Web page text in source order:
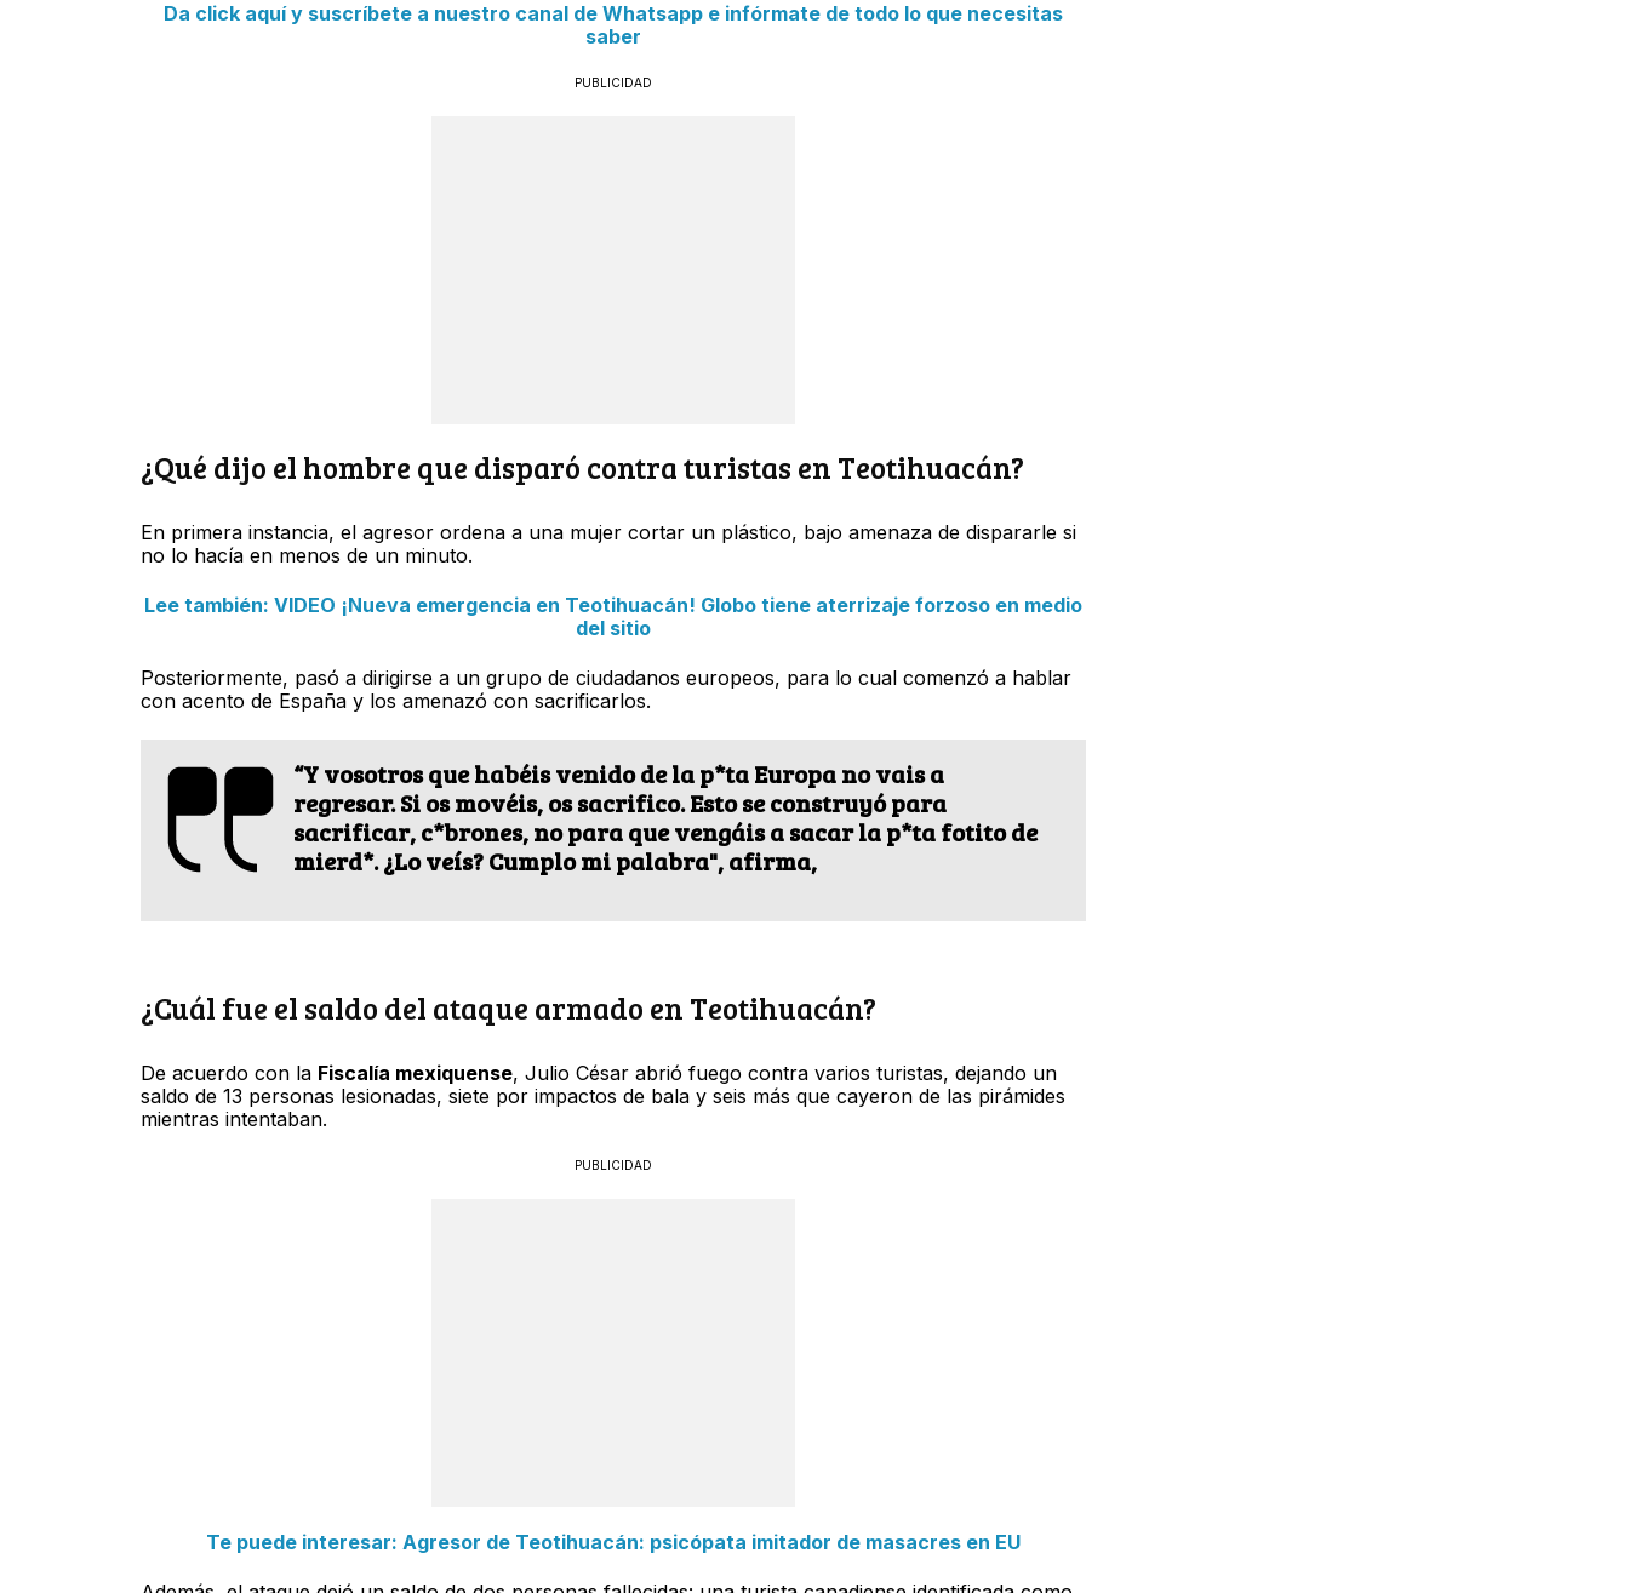
Da click aquí y suscríbete a nuestro canal de Whatsapp e infórmate de todo lo que necesitas
saber
PUBLICIDAD
¿Qué dijo el hombre que disparó contra turistas en Teotihuacán?
En primera instancia, el agresor ordena a una mujer cortar un plástico, bajo amenaza de dispararle si
no lo hacía en menos de un minuto.
Lee también: VIDEO ¡Nueva emergencia en Teotihuacán! Globo tiene aterrizaje forzoso en medio
del sitio
Posteriormente, pasó a dirigirse a un grupo de ciudadanos europeos, para lo cual comenzó a hablar
con acento de España y los amenazó con sacrificarlos.
“Y vosotros que habéis venido de la p*ta Europa no vais a
regresar. Si os movéis, os sacrifico. Esto se construyó para
sacrificar, c*brones, no para que vengáis a sacar la p*ta fotito de
mierd*. ¿Lo veís? Cumplo mi palabra", afirma,
¿Cuál fue el saldo del ataque armado en Teotihuacán?
De acuerdo con la Fiscalía mexiquense, Julio César abrió fuego contra varios turistas, dejando un
saldo de 13 personas lesionadas, siete por impactos de bala y seis más que cayeron de las pirámides
mientras intentaban.
PUBLICIDAD
Te puede interesar: Agresor de Teotihuacán: psicópata imitador de masacres en EU